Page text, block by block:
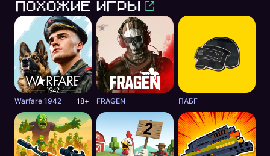
Похожие игры
Warfare 1942 18+ FRAGEN ПАБГ